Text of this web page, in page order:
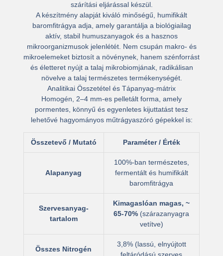
szárítási eljárással készül.
A készítmény alapját kiváló minőségű, humifikált
baromfitrágya adja, amely garantálja a biológiailag
aktív, stabil humuszanyagok és a hasznos
mikroorganizmusok jelenlétét. Nem csupán makro- és
mikroelemeket biztosít a növénynek, hanem szénforrást
és életteret nyújt a talaj mikrobiomjának, radikálisan
növelve a talaj természetes termékenységét.
Analitikai Összetétel és Tápanyag-mátrix
Homogén, 2–4 mm-es pelletált forma, amely
pormentes, könnyű és egyenletes kijuttatást tesz
lehetővé hagyományos műtrágyaszóró gépekkel is:
Összetevő / Mutató Paraméter / Érték
Alapanyag
100%-ban természetes,
fermentált és humifikált
baromfitrágya
Szervesanyag-
tartalom
Kimagaslóan magas, ~
65-70% (szárazanyagra
vetítve)
Összes Nitrogén
3,8% (lassú, elnyújtott